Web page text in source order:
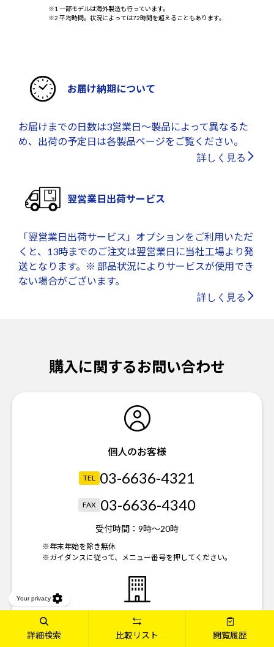
詳細検索 比較リスト 閲覧履歴
※1 一部モデルは海外製造も行っています。
※2 平均時間。状況によっては72時間を超えることもあります。
お届け納期について
お届けまでの日数は3営業日～製品によって異なるた
め、出荷の予定日は各製品ページをご覧ください。
詳しく見る
翌営業日出荷サービス
「翌営業日出荷サービス」オプションをご利用いただ
くと、13時までのご注文は翌営業日に当社工場より発
送となります。※ 部品状況によりサービスが使用でき
ない場合がございます。
詳しく見る
購入に関するお問い合わせ
個人のお客様
TEL 03-6636-4321
FAX 03-6636-4340
受付時間： 9時～20時
※年末年始を除き無休
※ガイダンスに従って、メニュー番号を押してください。
法人のお客様